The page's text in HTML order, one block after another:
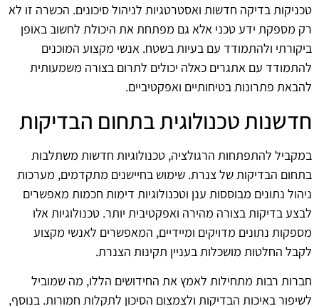
טכניקות בדיקה חדשות ואסטרטגיות לניהול סיכונים. הכשרה זו לא
רק מספקת ידע טכני אלא גם מפתחת את היכולת לחשוב באופן
ביקורתי ולהתמודד עם בעיות בשטח. אנשי מקצוע המוכנים
להתמודד עם אתגרים כאלה יכולים לתרום בצורה משמעותית
להבאת פתרונות בטיחותיים ואפקטיביים.
חדשנות טכנולוגית בתחום הבדיקות
במקביל להתפתחות הרגולציה, טכנולוגיות חדשות משתלבות
בתחום הבדיקות של צנרת. שימוש בחיישנים מתקדמים, מערכות
ניהול נתונים מבוססות ענן וטכנולוגיות דימות חכמות מאפשרים
לבצע בדיקות בצורה מהירה ואפקטיבית יותר. טכנולוגיות אלו
מספקות נתונים מדויקים ומיידיים, המאפשרים לאנשי מקצוע
לקבל החלטות מושכלות בעניין תקינות הצנרת.
חברות רבות מתחילות לאמץ את החידושים הללו, מה שמוביל
לשיפור באיכות הבדיקות ולצמצום הסיכון לתקלות חמורות. בנוסף,